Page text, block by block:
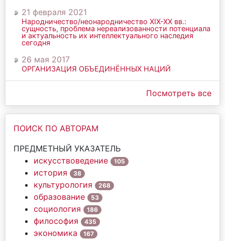
21 февраля 2021
Народничество/неонародничество ХIХ-ХХ вв.:
сущность, проблема нереализованности потенциала
и актуальность их интеллектуального наследия
сегодня
26 мая 2017
ОРГАНИЗАЦИЯ ОБЪЕДИНЁННЫХ НАЦИЙ
Посмотреть все
ПОИСК ПО АВТОРАМ
ПРЕДМЕТНЫЙ УКАЗАТЕЛЬ
искусствоведение
105
история 38
культурология 268
образование 53
социология 186
философия 435
экономика 167